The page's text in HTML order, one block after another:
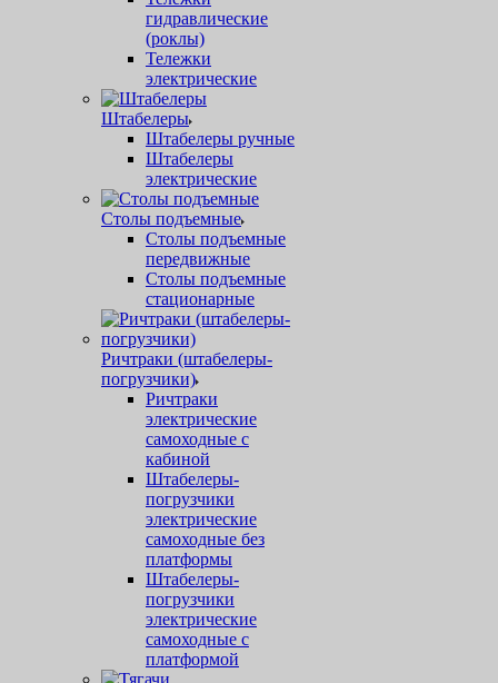
гидравлические
(роклы)
Тележки
электрические
Штабелеры
Штабелеры ручные
Штабелеры
электрические
Столы подъемные
Столы подъемные
передвижные
Столы подъемные
стационарные
Ричтраки (штабелеры-
погрузчики)
Ричтраки
электрические
самоходные с
кабиной
Штабелеры-
погрузчики
электрические
самоходные без
платформы
Штабелеры-
погрузчики
электрические
самоходные с
платформой